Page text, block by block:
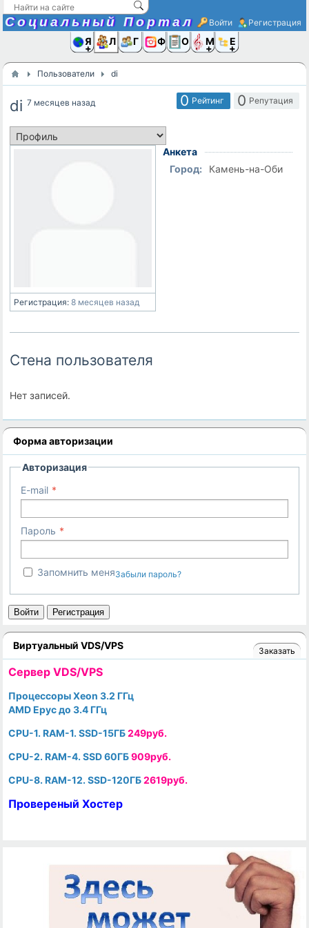
Социальный Портал Войти Регистрация
Я иЛюди
Группы
Фото Ещё
Пользователи di
di7 месяцев назад 0 Репутация
0 Рейтинг
Регистрация: 8 месяцев назад
Анкета
Город:
Камень-на-Оби
Стена пользователя
Нет записей.
Форма авторизации
Авторизация
E-mail
Пароль
Запомнить меняЗабыли пароль?
Войти Регистрация
Виртуальный VDS/VPS Заказать
Cервер VDS/VPS
Процессоры Xeon 3.2 ГГц
AMD Epyc до 3.4 ГГц
CPU-1. RAM-1. SSD-15ГБ249руб.
CPU-2. RAM-4. SSD 60ГБ909руб.
CPU-8. RAM-12. SSD-120ГБ2619руб.
Провереный Хостер